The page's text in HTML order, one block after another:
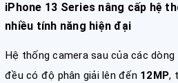
iPhone 13 Series nâng cấp hệ
nhiều tính năng hiện đại
Hệ thống camera sau của các
đều có độ phân giải lên đến 12MP,